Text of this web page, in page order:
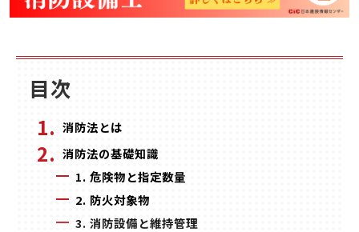
目次
消防法とは
消防法の基礎知識
1. 危険物と指定数量
2. 防火対象物
3. 消防設備と維持管理